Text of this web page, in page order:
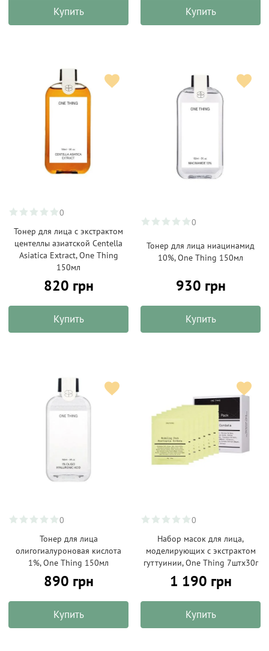
Купить Купить
0
Тонер для лица с экстрактом
центеллы азиатской Centella
Asiatica Extract, One Thing
150мл
820 грн
Купить
0
Тонер для лица ниацинамид
10%, One Thing 150мл
930 грн
Купить
0
Тонер для лица
олигогиалуроновая кислота
1%, One Thing 150мл
890 грн
Купить
0
Набор масок для лица,
моделирующих с экстрактом
гуттуинии, One Thing 7штх30г
1 190 грн
Купить